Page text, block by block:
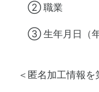
② 職業
③ 生年月日（年
＜匿名加工情報